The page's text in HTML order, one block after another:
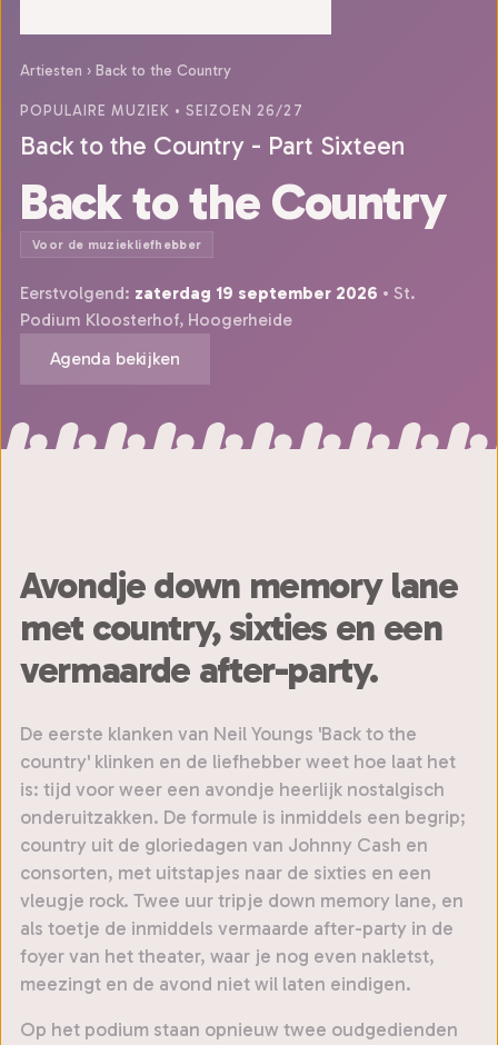
Artiesten › Back to the Country
POPULAIRE MUZIEK • SEIZOEN 26/27
Back to the Country - Part Sixteen
Back to the Country
Voor de muziekliefhebber
Eerstvolgend: zaterdag 19 september 2026 • St.
Podium Kloosterhof, Hoogerheide
Agenda bekijken
Avondje down memory lane
met country, sixties en een
vermaarde after-party.
De eerste klanken van Neil Youngs 'Back to the
country' klinken en de liefhebber weet hoe laat het
is: tijd voor weer een avondje heerlijk nostalgisch
onderuitzakken. De formule is inmiddels een begrip;
country uit de gloriedagen van Johnny Cash en
consorten, met uitstapjes naar de sixties en een
vleugje rock. Twee uur tripje down memory lane, en
als toetje de inmiddels vermaarde after-party in de
foyer van het theater, waar je nog even nakletst,
meezingt en de avond niet wil laten eindigen.
Op het podium staan opnieuw twee oudgedienden